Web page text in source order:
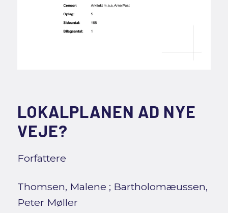
LOKALPLANEN AD NYE
VEJE?
Forfattere
Thomsen, Malene ; Bartholomæussen,
Peter Møller